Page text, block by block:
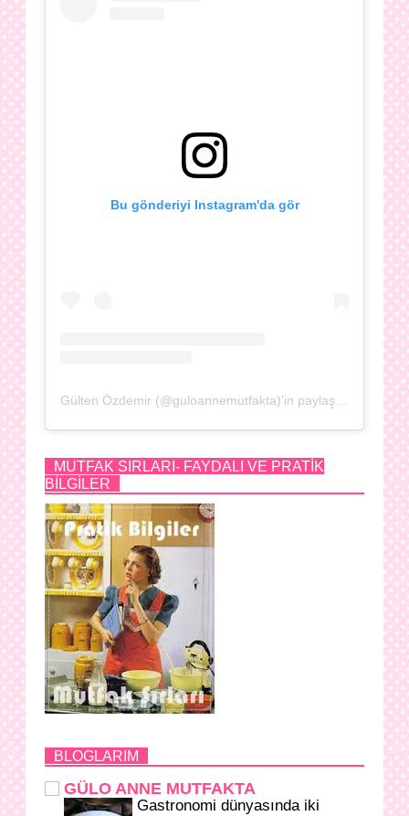
Bu gönderiyi Instagram'da gör
MUTFAK SIRLARI- FAYDALI VE PRATİK
BİLGİLER
BLOGLARIM
GÜLO ANNE MUTFAKTA
Gastronomi dünyasında iki